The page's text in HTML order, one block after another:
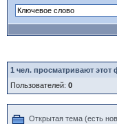
1 чел. просматривают этот
Пользователей: 0
Открытая тема (есть